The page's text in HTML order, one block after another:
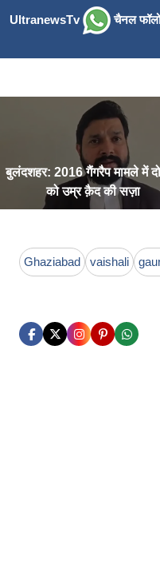
UltranewsTv चैनल
बुलंदशहर: 2016 गैंगरैप मामले में
को उम्र क़ैद की सज़ा
Ghaziabad vaishali